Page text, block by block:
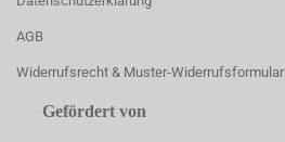
AGB
Widerrufsrecht & Muster-Widerrufsformular
Gefördert von